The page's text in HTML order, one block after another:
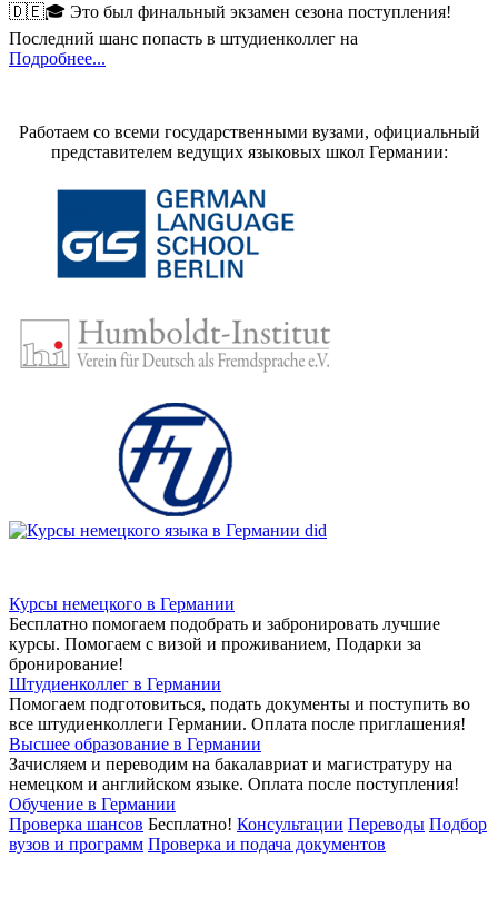
🇩🇪🎓 Это был финальный экзамен сезона поступления!
Последний шанс попасть в штудиенколлег на
Подробнее...
Работаем со всеми государственными вузами, официальный
представителем ведущих языковых школ Германии:
Курсы немецкого в Германии
Бесплатно помогаем подобрать и забронировать лучшие
курсы. Помогаем с визой и проживанием, Подарки за
бронирование!
Штудиенколлег в Германии
Помогаем подготовиться, подать документы и поступить во
все штудиенколлеги Германии. Оплата после приглашения!
Высшее образование в Германии
Зачисляем и переводим на бакалавриат и магистратуру на
немецком и английском языке. Оплата после поступления!
Обучение в Германии
Проверка шансов Бесплатно! Консультации Переводы Подбор
вузов и программ Проверка и подача документов